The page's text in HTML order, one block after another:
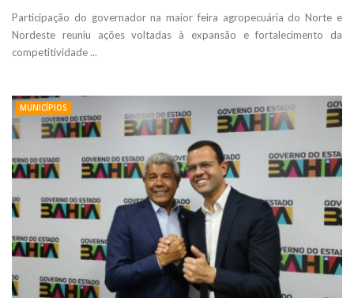
Participação do governador na maior feira agropecuária do Norte e
Nordeste reuniu ações voltadas à expansão e fortalecimento da
competitividade ...
MUNICÍPIOS